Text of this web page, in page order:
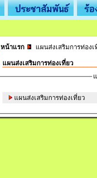
ประชาสัมพันธ์ ร้
หน้าแรก แผนส่งเสริมการท่อง
แผนส่งเสริมการท่องเที่ยว
แผนส่งเสริมการท่องเที่ยว